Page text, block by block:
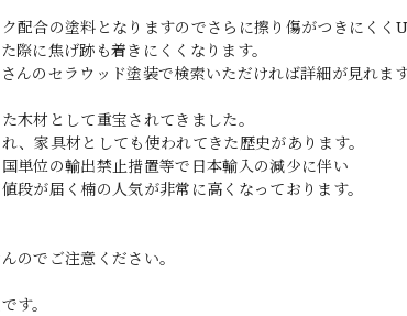
配合の塗料となりますのでさらに擦り傷がつきにく
際に焦げ跡も着きにくくなります。
んのセラウッド塗装で検索いただければ詳細が見れます
木材として重宝されてきました。
、家具材としても使われてきた歴史があります。
単位の輸出禁止措置等で日本輸入の減少に伴い
段が届く楠の人気が非常に高くなっております。
のでご注意ください。
す。